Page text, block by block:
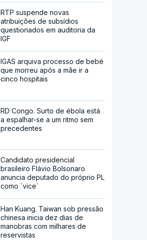
RTP suspende novas
atribuições de subsídios
questionados em auditoria da
IGF
IGAS arquiva processo de bebé
que morreu após a mãe ir a
cinco hospitais
RD Congo. Surto de ébola está
a espalhar-se a um ritmo sem
precedentes
Candidato presidencial
brasileiro Flávio Bolsonaro
anuncia deputado do próprio PL
como `vice`
Han Kuang. Taiwan sob pressão
chinesa inicia dez dias de
manobras com milhares de
reservistas